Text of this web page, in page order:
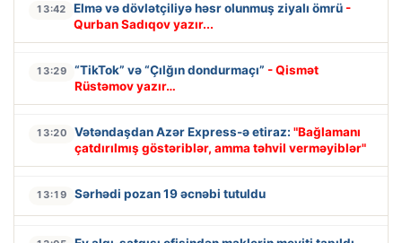
13:42 Elmə və dövlətçiliyə həsr olunmuş ziyalı ömrü -
Qurban Sadıqov yazır...
13:29 “TikTok” və “Çılğın dondurmaçı” - Qismət
Rüstəmov yazır…
13:20 Vətəndaşdan Azər Express-ə etiraz: "Bağlamanı
çatdırılmış göstəriblər, amma təhvil verməyiblər"
13:19 Sərhədi pozan 19 əcnəbi tutuldu